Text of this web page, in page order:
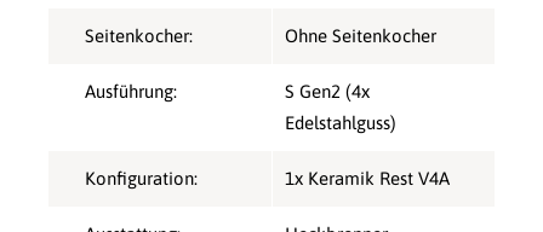
Seitenkocher: Ohne Seitenkocher
Ausführung:
S Gen2 (4x
Edelstahlguss)
Konfiguration: 1x Keramik Rest V4A